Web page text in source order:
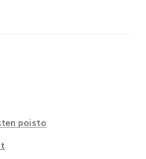
poisto